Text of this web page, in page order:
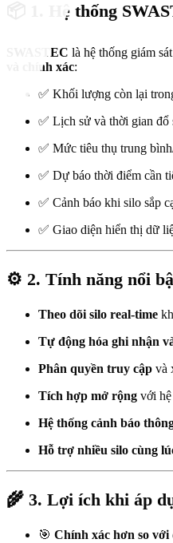
1. Hệ thống
SWASTEC là hệ thống giám
và chính xác:
✅ Khối lượng còn lại
✅ Lịch sử và thời gian đổ
✅ Mức tiêu thụ trung
✅ Dự báo thời điểm cần
✅ Cảnh báo khi silo sắp
✅ Giao diện hiển thị dữ
⚙️ 2. Tính năng nổi
Theo dõi silo real-time
Tự động hóa ghi nhận
Phân quyền truy cập và
Tích hợp mở rộng với
Hệ thống cảnh báo
Hỗ trợ nhiều silo cùng
🌾 3. Lợi ích khi áp
🎯 Chính xác hơn so